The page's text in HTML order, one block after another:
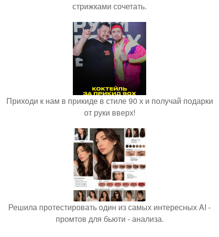
стрижками сочетать.
Приходи к нам в прикиде в стиле 90 х и получай подарки
от руки вверх!
Решила протестировать один из самых интересных AI -
промтов для бьюти - анализа.